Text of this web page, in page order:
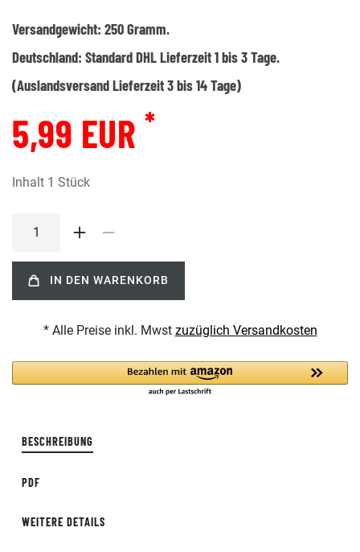
Versandgewicht: 250Gramm.
Deutschland: Standard DHL Lieferzeit 1 bis 3 Tage.
(Auslandsversand Lieferzeit 3 bis 14 Tage)
5,99 EUR *
Inhalt 1 Stück
IN DEN WARENKORB
* Alle Preise inkl. Mwst zuzüglich Versandkosten
BESCHREIBUNG
PDF
WEITERE DETAILS